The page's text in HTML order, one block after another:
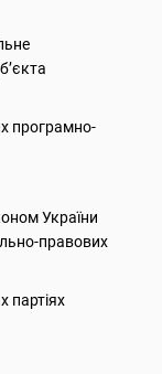
програмно-
України
правових
партіях